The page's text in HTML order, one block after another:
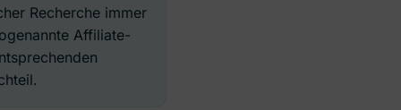
Recherche immer
Affiliate-